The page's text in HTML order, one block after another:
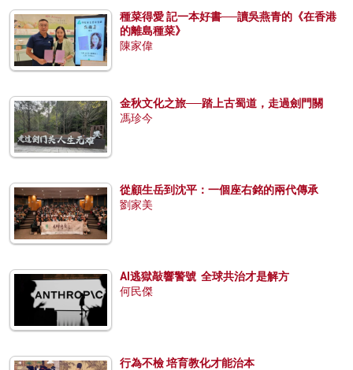
種菜得愛 記一本好書──讀吳燕青的《在香港
的離島種菜》
陳家偉
金秋文化之旅──踏上古蜀道，走過劍門關
馮珍今
從顧生岳到沈平：一個座右銘的兩代傳承
劉家美
AI逃獄敲響警號 全球共治才是解方
何民傑
行為不檢 培育教化才能治本